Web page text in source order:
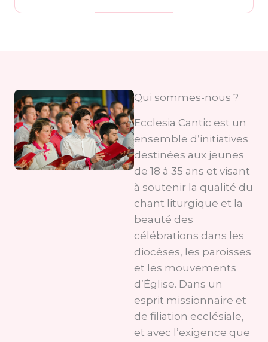
Qui sommes-nous ?
Ecclesia Cantic est un
ensemble d’initiatives
destinées aux jeunes
de 18 à 35 ans et visant
à soutenir la qualité du
chant liturgique et la
beauté des
célébrations dans les
diocèses, les paroisses
et les mouvements
d’Église. Dans un
esprit missionnaire et
de filiation ecclésiale,
et avec l’exigence que